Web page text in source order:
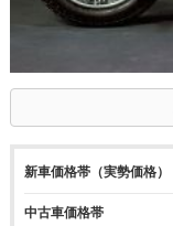
新車価格帯（実勢価格）
中古車価格帯